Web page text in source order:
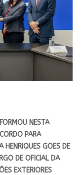
NESTA
PARA
HENRIQUES GOES DE
DE OFICIAL DA
EXTERIORES